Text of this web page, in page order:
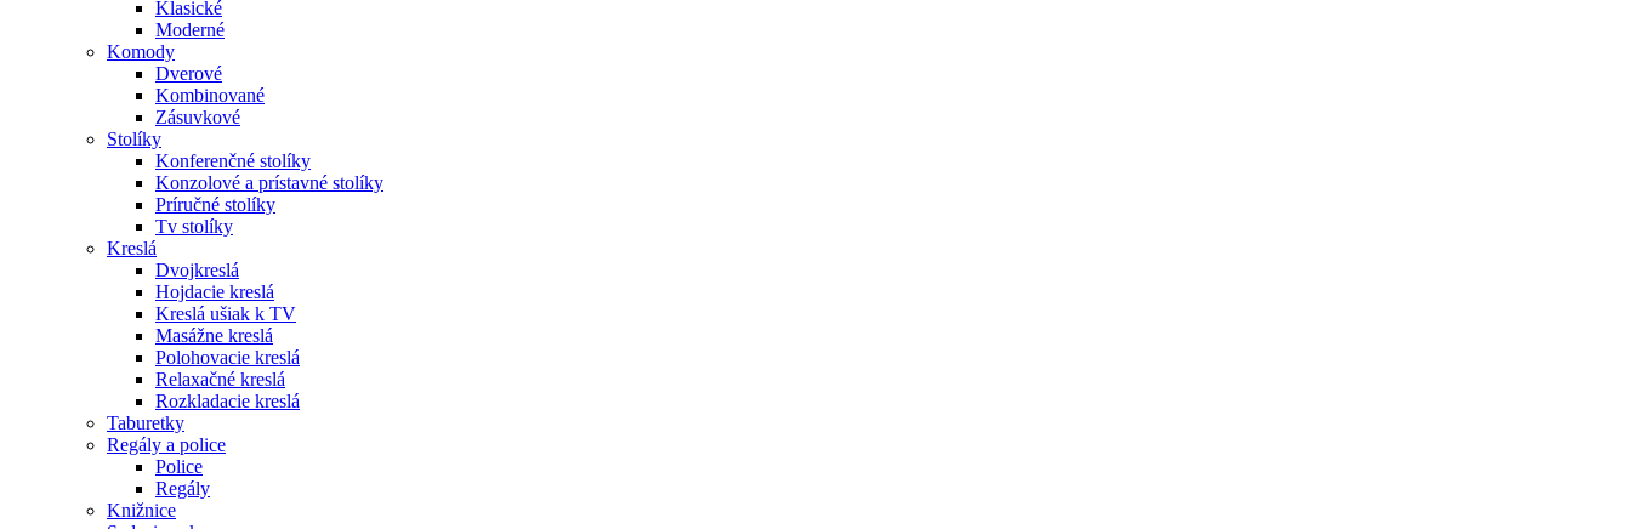
Klasické
Moderné
Komody
Dverové
Kombinované
Zásuvkové
Stolíky
Konferenčné stolíky
Konzolové a prístavné stolíky
Príručné stolíky
Tv stolíky
Kreslá
Dvojkreslá
Hojdacie kreslá
Kreslá ušiak k TV
Masážne kreslá
Polohovacie kreslá
Relaxačné kreslá
Rozkladacie kreslá
Taburetky
Regály a police
Police
Regály
Knižnice